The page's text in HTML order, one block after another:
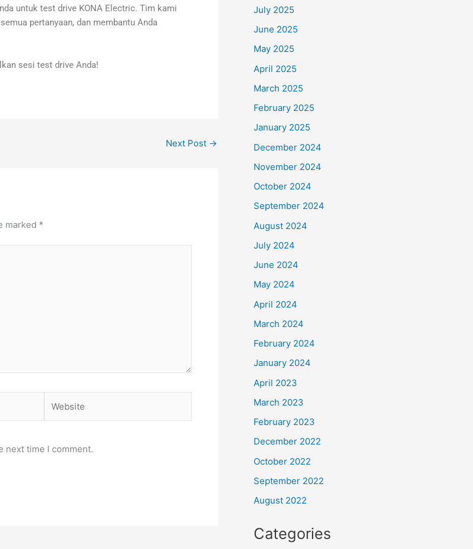
untuk test drive KONA Electric. Tim kami
pertanyaan, dan membantu Anda
sesi test drive Anda!
Next Post →
marked *
next time I comment.
July 2025
June 2025
May 2025
April 2025
March 2025
February 2025
January 2025
December 2024
November 2024
October 2024
September 2024
August 2024
July 2024
June 2024
May 2024
April 2024
March 2024
February 2024
January 2024
April 2023
March 2023
February 2023
December 2022
October 2022
September 2022
August 2022
Categories